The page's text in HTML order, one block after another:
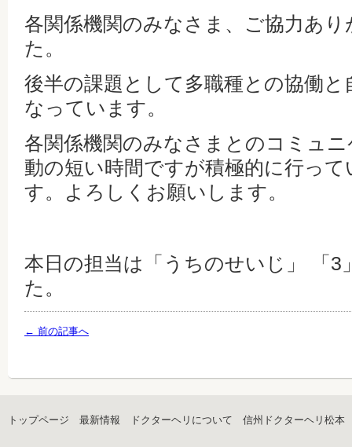
各関係機関のみなさま、ご協力あ
た。
後半の課題として多職種との協働と
なっています。
各関係機関のみなさまとのコミュ
動の短い時間ですが積極的に行っ
す。よろしくお願いします。
本日の担当は「うちのせいじ」 「3
た。
← 前の記事へ
トップページ 最新情報 ドクターヘリについて 信州ドクターヘリ松本